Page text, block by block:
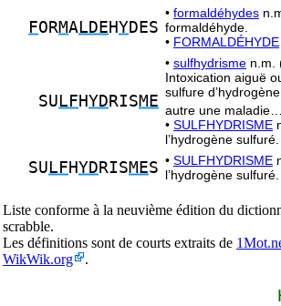
FORMALDE HYDES
• formaldéhydes
formaldéhyde.
• FORMALDÉHYDE
SU LF HYD RISME
• sulfhydrisme n.m.
Intoxication aiguë
sulfure
autre une maladie…
• SULFHYDRISME
l’hydrogène sulfuré.
SU LF HYD RISMES • SULFHYDRISME
l’hydrogène sulfuré.
Liste conforme à la neuvième édition du
scrabble.
Les définitions sont de courts extraits de
WikWik.org
.